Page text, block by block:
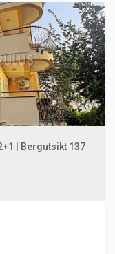
| Bergutsikt 137